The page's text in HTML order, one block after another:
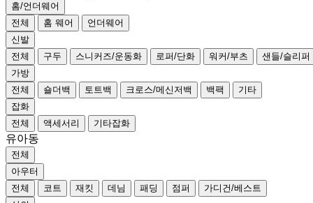
홈/언더웨어
전체
홈 웨어
언더웨어
신발
전체
구두 스니커즈/운동화 로퍼/단화 워커/부츠
샌들/슬리퍼
가방
전체
숄더백 토트백 크로스/메신저백 백팩
기타
잡화
전체
액세서리 기타잡화
유아동
전체
아우터
전체
코트 재킷 데님 패딩 점퍼
가디건/베스트